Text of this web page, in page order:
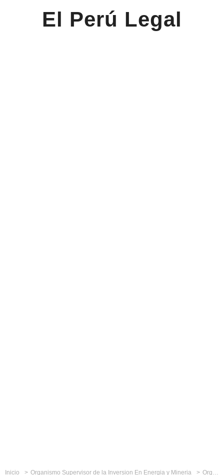
El Perú Legal
Inicio Organismo Supervisor de la Inversion En Energia y Mineria Organismos Reguladores